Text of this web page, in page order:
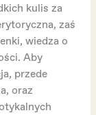
kulis za
zaś
wiedza o
Aby
przede
oraz